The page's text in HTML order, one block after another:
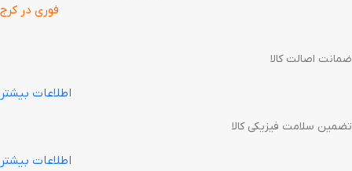
فوری در کرج
ضمانت اصالت کالا
اطلاعات بیشتر
تضمین سلامت فیزیکی کالا
اطلاعات بیشتر